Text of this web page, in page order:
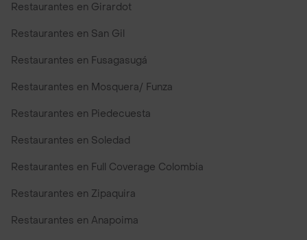
Restaurantes en Girardot
Restaurantes en San Gil
Restaurantes en Fusagasugá
Restaurantes en Mosquera/ Funza
Restaurantes en Piedecuesta
Restaurantes en Soledad
Restaurantes en Full Coverage Colombia
Restaurantes en Zipaquira
Restaurantes en Anapoima